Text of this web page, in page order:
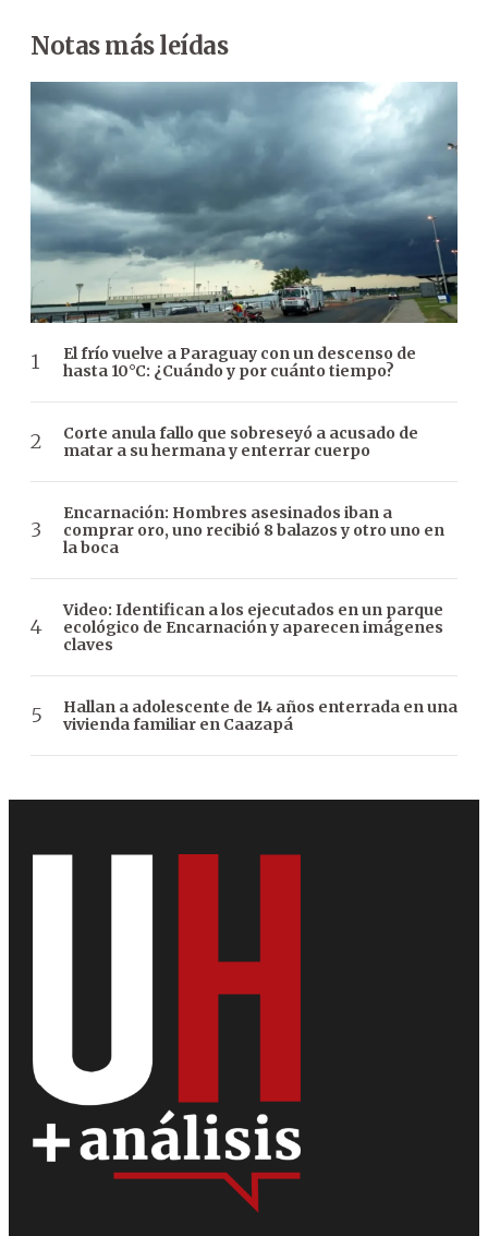
Notas más leídas
El frío vuelve a Paraguay con un descenso de
hasta 10°C: ¿Cuándo y por cuánto tiempo?
Corte anula fallo que sobreseyó a acusado de
matar a su hermana y enterrar cuerpo
Encarnación: Hombres asesinados iban a
comprar oro, uno recibió 8 balazos y otro uno en
la boca
Video: Identifican a los ejecutados en un parque
ecológico de Encarnación y aparecen imágenes
claves
Hallan a adolescente de 14 años enterrada en una
vivienda familiar en Caazapá